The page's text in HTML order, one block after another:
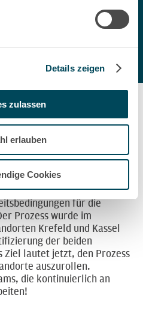
Details zeigen
zulassen
erlauben
Cookies
Malmö, Göteborg,
sowie
unsere Position in
45001 im Sack
Norm für Arbeits-
in
Weise darauf ab, die
reduzieren, um langfristig
für die
Prozess wurde im
Krefeld und Kassel
der beiden
Ziel lautet jetzt, den Prozess
auszurollen.
die kontinuierlich an